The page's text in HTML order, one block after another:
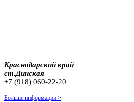
Краснодарский край
ст.Динская
+7 (918) 060-22-20
Больше информации >